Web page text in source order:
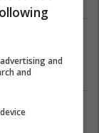
mes Noizyt
and
and